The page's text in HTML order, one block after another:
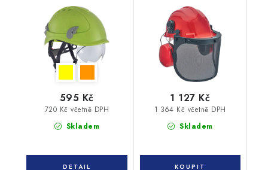
Skladem
720 Kč včetně DPH
595 Kč
Skladem
1 364 Kč včetně DPH
1 127 Kč